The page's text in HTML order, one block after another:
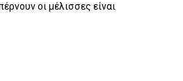
οι μέλισσες είναι